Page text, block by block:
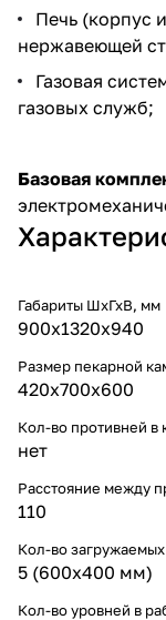
Печь (корпус
нержавеющей
Газовая
газовых служб;
Базовая
Габариты ШхГхВ, мм
900x1320x940
Размер пекарной
420х700х600
Кол-во противней в
нет
Расстояние между
110
Кол-во
5 (600х400 мм)
Кол-во уровней в